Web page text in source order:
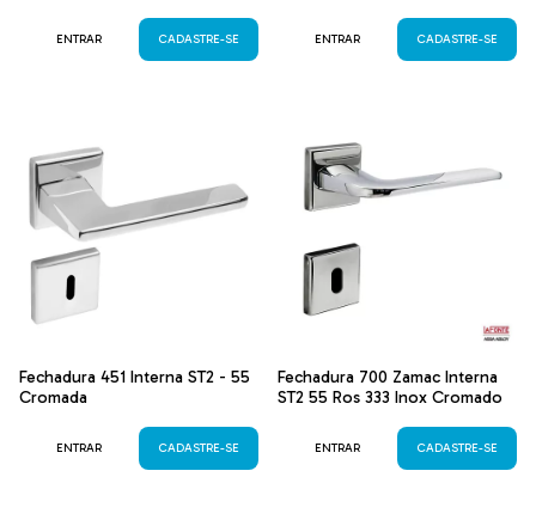
ENTRAR CADASTRE-SE ENTRAR CADASTRE-SE
Fechadura 451 Interna ST2 - 55
Cromada
ENTRAR CADASTRE-SE
Fechadura 700 Zamac Interna
ST2 55 Ros 333 Inox Cromado
ENTRAR CADASTRE-SE